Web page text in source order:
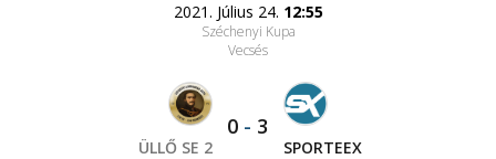
2021. Július 24. 12:55
Széchenyi Kupa
Vecsés
ÜLLŐ SE 2
0 - 3
SPORTEEX